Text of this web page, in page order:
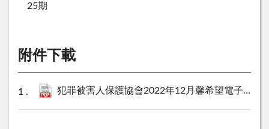
25期
附件下載
犯罪被害人保護協會2022年12月馨希望電子報第25期.pdf